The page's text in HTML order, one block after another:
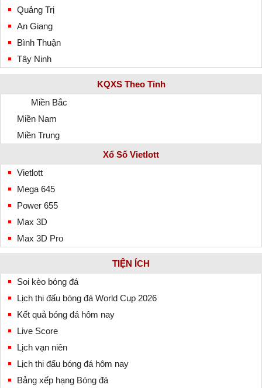
Quảng Trị
An Giang
Bình Thuận
Tây Ninh
KQXS Theo Tỉnh
Miền Bắc
Miền Nam
Miền Trung
Xổ Số Vietlott
Vietlott
Mega 645
Power 655
Max 3D
Max 3D Pro
TIỆN ÍCH
Soi kèo bóng đá
Lịch thi đấu bóng đá World Cup 2026
Kết quả bóng đá hôm nay
Live Score
Lịch vạn niên
Lịch thi đấu bóng đá hôm nay
Bảng xếp hạng Bóng đá